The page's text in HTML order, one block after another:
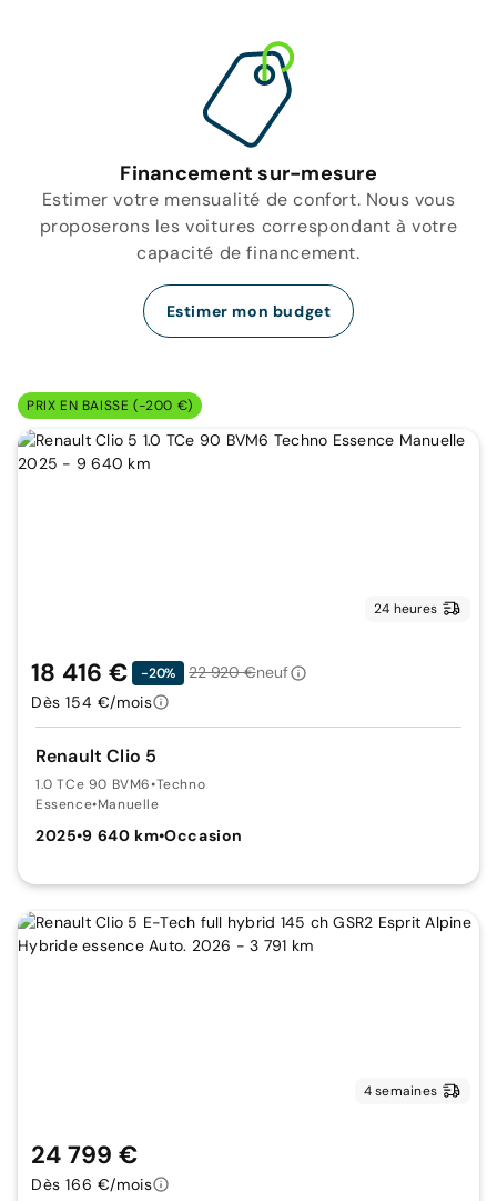
Financement sur-mesure
Estimer votre mensualité de confort. Nous vous
proposerons les voitures correspondant à votre
capacité de financement.
Estimer mon budget
PRIX EN BAISSE (-200 €)
24 heures
Renault Clio 5
1.0 TCe 90 BVM6•Techno
Essence•Manuelle
2025•9 640 km•Occasion
18 416 € -20% 22 920 €neuf
Dès 154 €/mois
4 semaines
24 799 €
Dès 166 €/mois